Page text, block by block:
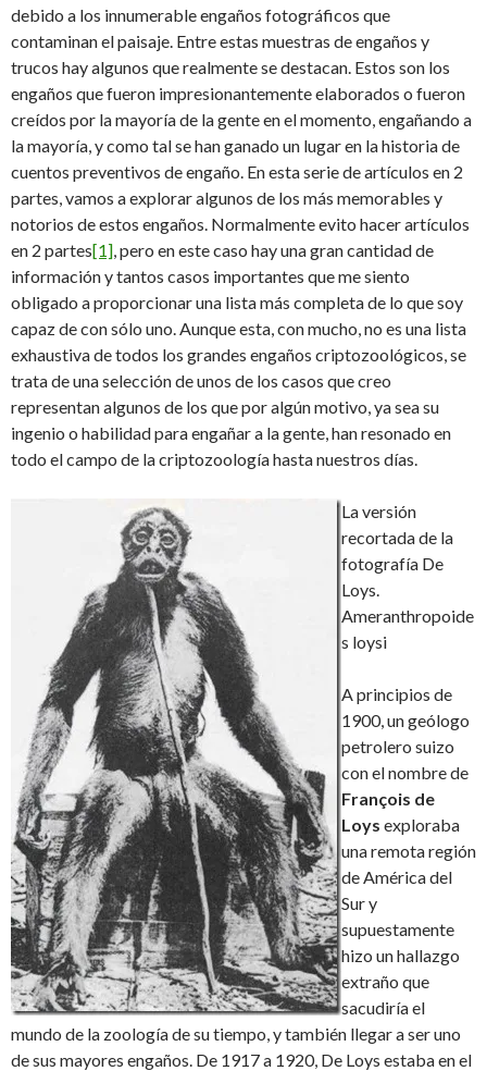
debido a los innumerable engaños fotográficos que
contaminan el paisaje. Entre estas muestras de engaños y
trucos hay algunos que realmente se destacan. Estos son los
engaños que fueron impresionantemente elaborados o fueron
creídos por la mayoría de la gente en el momento, engañando a
la mayoría, y como tal se han ganado un lugar en la historia de
cuentos preventivos de engaño. En esta serie de artículos en 2
partes, vamos a explorar algunos de los más memorables y
notorios de estos engaños. Normalmente evito hacer artículos
en 2 partes[1], pero en este caso hay una gran cantidad de
información y tantos casos importantes que me siento
obligado a proporcionar una lista más completa de lo que soy
capaz de con sólo uno. Aunque esta, con mucho, no es una lista
exhaustiva de todos los grandes engaños criptozoológicos, se
trata de una selección de unos de los casos que creo
representan algunos de los que por algún motivo, ya sea su
ingenio o habilidad para engañar a la gente, han resonado en
todo el campo de la criptozoología hasta nuestros días.
La versión
recortada de la
fotografía De
Loys.
Ameranthropoide
s loysi
A principios de
1900, un geólogo
petrolero suizo
con el nombre de
François de
Loys exploraba
una remota región
de América del
Sur y
supuestamente
hizo un hallazgo
extraño que
sacudiría el
mundo de la zoología de su tiempo, y también llegar a ser uno
de sus mayores engaños. De 1917 a 1920, De Loys estaba en el